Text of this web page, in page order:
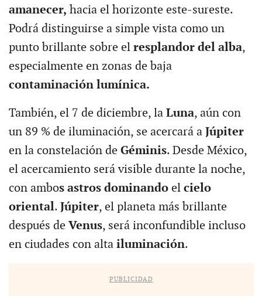
amanecer, hacia el horizonte este-sureste.
Podrá distinguirse a simple vista como un
punto brillante sobre elresplandor del alba,
especialmente en zonas de baja
contaminación lumínica.
También, el 7 de diciembre, la Luna, aún con
un 89 % de iluminación, se acercará a Júpiter
en la constelación de Géminis. Desde México,
el acercamiento será visible durante la noche,
con ambos astros dominandoel cielo
oriental. Júpiter, el planeta más brillante
después de Venus, será inconfundible incluso
en ciudades con alta iluminación.
PUBLICIDAD